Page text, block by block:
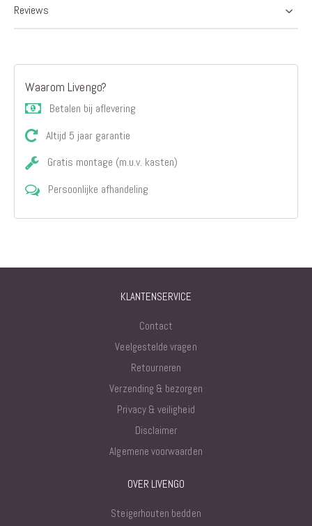
Reviews
Waarom Livengo?
Betalen bij aflevering
Altijd 5 jaar garantie
Gratis montage (m.u.v. kasten)
Persoonlijke afhandeling
KLANTENSERVICE
Contact
Veelgestelde vragen
Retourneren
Verzending & bezorgen
Privacy & veiligheid
Disclaimer
Algemene voorwaarden
OVER LIVENGO
Steigerhouten bedden